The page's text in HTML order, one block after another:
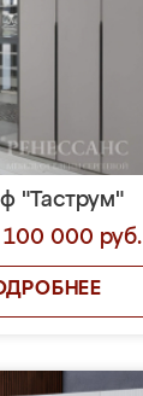
"Таструм"
100 000 руб.